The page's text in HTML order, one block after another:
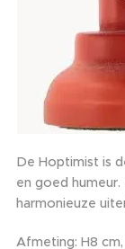
De Hoptimist is
en goed
harmonieuze
Afmeting: H8